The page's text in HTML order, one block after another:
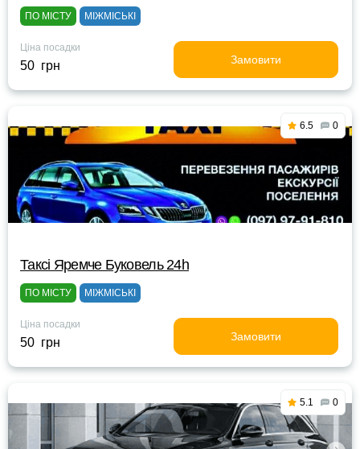
ПО МІСТУ МІЖМІСЬКІ
Ціна посадки
50 грн Замовити
6.5 0
Таксі Яремче Буковель 24h
ПО МІСТУ МІЖМІСЬКІ
Ціна посадки
50 грн Замовити
5.1 0